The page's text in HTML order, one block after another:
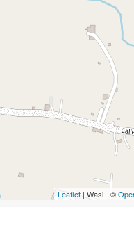
Leaflet | Wasi - ©